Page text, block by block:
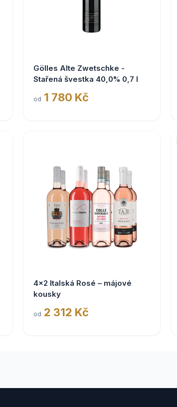
Gölles Alte Zwetschke -
Stařená švestka 40,0% 0,7 l
od 1 780 Kč
4x2 Italská Rosé – májové
kousky
od 2 312 Kč